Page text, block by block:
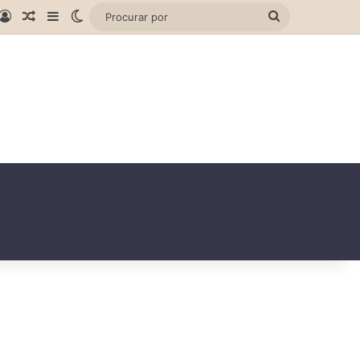
EntrarArtigo aleatório
Barra Lateral
Switch skin